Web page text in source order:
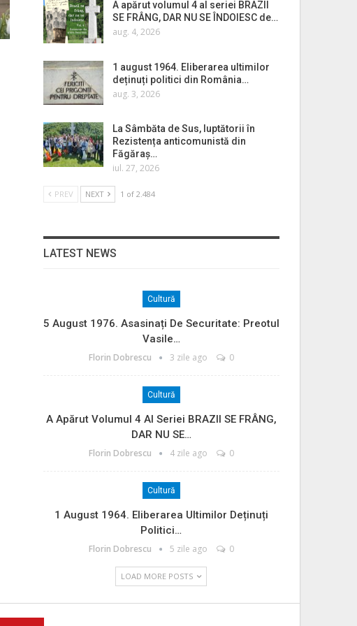
A apărut volumul 4 al seriei BRAZII
SE FRÂNG, DAR NU SE ÎNDOIESC de…
aug. 4, 2026
1 august 1964. Eliberarea ultimilor
deținuți politici din România…
aug. 3, 2026
La Sâmbăta de Sus, luptătorii în
Rezistența anticomunistă din
Făgăraș…
iul. 27, 2026
PREV NEXT 1 of 2.484
LATEST NEWS
Cultură
5 August 1976. Asasinați De Securitate: Preotul
Vasile…
Florin Dobrescu 3 zile ago 0
Cultură
A Apărut Volumul 4 Al Seriei BRAZII SE FRÂNG,
DAR NU SE…
Florin Dobrescu 4 zile ago 0
Cultură
1 August 1964. Eliberarea Ultimilor Deținuți
Politici…
Florin Dobrescu 5 zile ago 0
LOAD MORE POSTS